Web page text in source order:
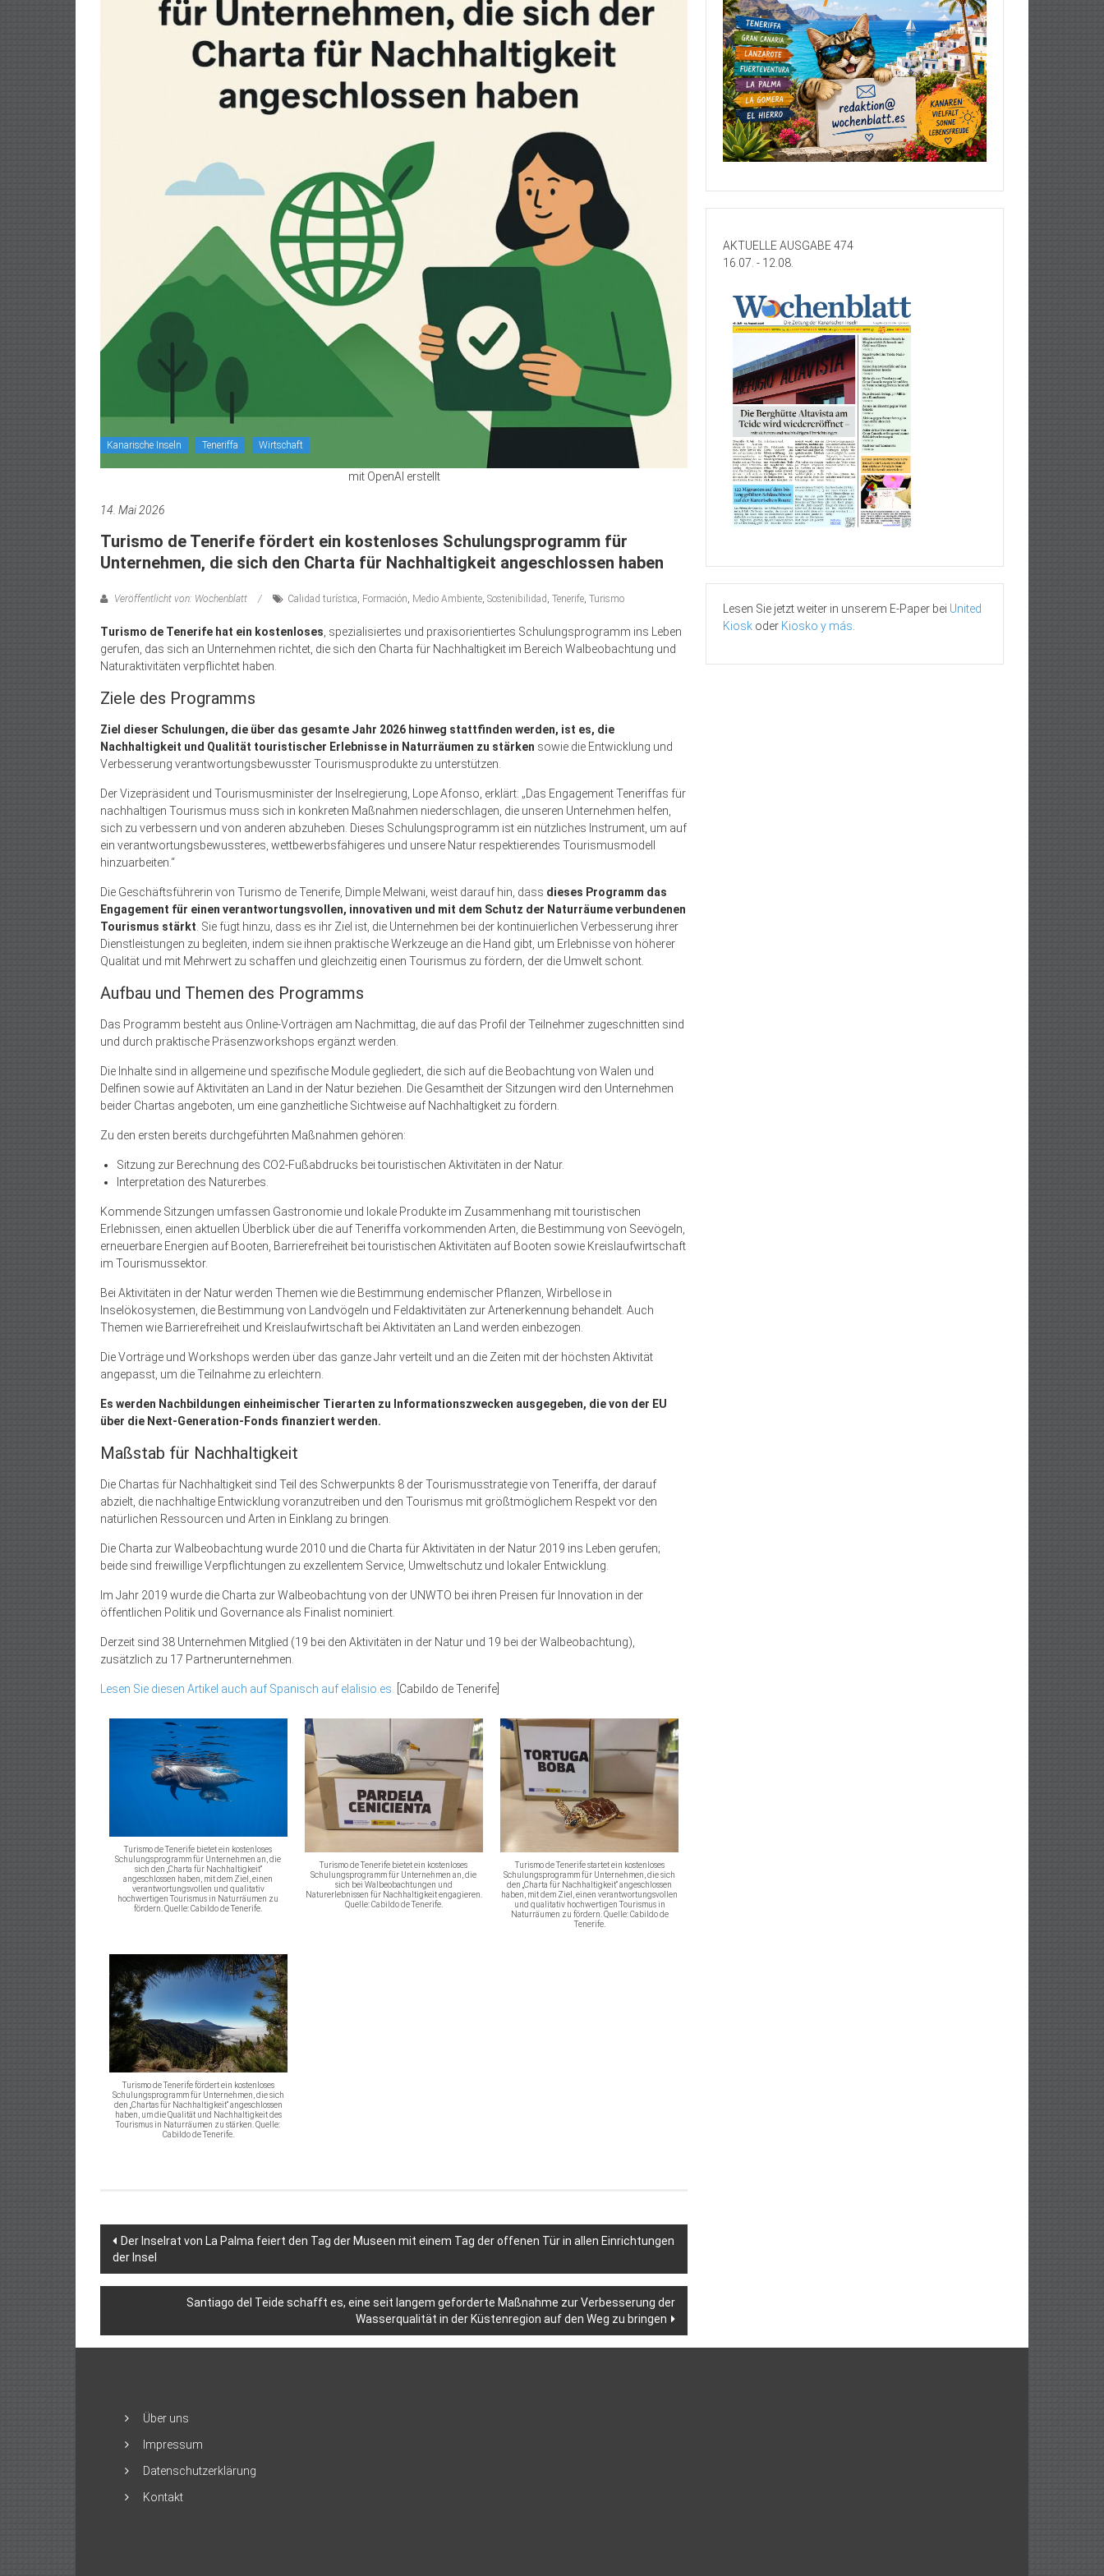
Kanarische Inseln Teneriffa Wirtschaft
mit OpenAI erstellt
14. Mai 2026
Turismo de Tenerife fördert ein kostenloses Schulungsprogramm für
Unternehmen, die sich den Charta für Nachhaltigkeit angeschlossen haben
Veröffentlicht von: Wochenblatt Calidad turística, Formación, Medio Ambiente, Sostenibilidad , Tenerife, Turismo
Turismo de Tenerife hat ein kostenloses , spezialisiertes und praxisorientiertes Schulungsprogramm ins Leben
gerufen, das sich an Unternehmen richtet, die sich den Charta für Nachhaltigkeit im Bereich Walbeobachtung und
Naturaktivitäten verpflichtet haben.
Ziele des Programms
Ziel dieser Schulungen, die über das gesamte Jahr 2026 hinweg stattfinden werden, ist es, die
Nachhaltigkeit und Qualität touristischer Erlebnisse in Naturräumen zu stärken sowie die Entwicklung und
Verbesserung verantwortungsbewusster Tourismusprodukte zu unterstützen.
Der Vizepräsident und Tourismusminister der Inselregierung, Lope Afonso, erklärt: „Das Engagement Teneriffas für
nachhaltigen Tourismus muss sich in konkreten Maßnahmen niederschlagen, die unseren Unternehmen helfen,
sich zu verbessern und von anderen abzuheben. Dieses Schulungsprogramm ist ein nützliches Instrument, um auf
ein verantwortungsbewussteres, wettbewerbsfähigeres und unsere Natur respektierendes Tourismusmodell
hinzuarbeiten.“
Die Geschäftsführerin von Turismo de Tenerife, Dimple Melwani, weist darauf hin, dass dieses Programm das
Engagement für einen verantwortungsvollen, innovativen und mit dem Schutz der Naturräume verbundenen
Tourismus stärkt . Sie fügt hinzu, dass es ihr Ziel ist, die Unternehmen bei der kontinuierlichen Verbesserung ihrer
Dienstleistungen zu begleiten, indem sie ihnen praktische Werkzeuge an die Hand gibt, um Erlebnisse von höherer
Qualität und mit Mehrwert zu schaffen und gleichzeitig einen Tourismus zu fördern, der die Umwelt schont.
Aufbau und Themen des Programms
Das Programm besteht aus Online-Vorträgen am Nachmittag, die auf das Profil der Teilnehmer zugeschnitten sind
und durch praktische Präsenzworkshops ergänzt werden.
Die Inhalte sind in allgemeine und spezifische Module gegliedert, die sich auf die Beobachtung von Walen und
Delfinen sowie auf Aktivitäten an Land in der Natur beziehen. Die Gesamtheit der Sitzungen wird den Unternehmen
beider Chartas angeboten, um eine ganzheitliche Sichtweise auf Nachhaltigkeit zu fördern.
Zu den ersten bereits durchgeführten Maßnahmen gehören:
Sitzung zur Berechnung des CO2-Fußabdrucks bei touristischen Aktivitäten in der Natur.
Interpretation des Naturerbes.
Kommende Sitzungen umfassen Gastronomie und lokale Produkte im Zusammenhang mit touristischen
Erlebnissen, einen aktuellen Überblick über die auf Teneriffa vorkommenden Arten, die Bestimmung von Seevögeln,
erneuerbare Energien auf Booten, Barrierefreiheit bei touristischen Aktivitäten auf Booten sowie Kreislaufwirtschaft
im Tourismussektor.
Bei Aktivitäten in der Natur werden Themen wie die Bestimmung endemischer Pflanzen, Wirbellose in
Inselökosystemen, die Bestimmung von Landvögeln und Feldaktivitäten zur Artenerkennung behandelt. Auch
Themen wie Barrierefreiheit und Kreislaufwirtschaft bei Aktivitäten an Land werden einbezogen.
Die Vorträge und Workshops werden über das ganze Jahr verteilt und an die Zeiten mit der höchsten Aktivität
angepasst, um die Teilnahme zu erleichtern.
Es werden Nachbildungen einheimischer Tierarten zu Informationszwecken ausgegeben, die von der EU
über die Next-Generation-Fonds finanziert werden.
Maßstab für Nachhaltigkeit
Die Chartas für Nachhaltigkeit sind Teil des Schwerpunkts 8 der Tourismusstrategie von Teneriffa, der darauf
abzielt, die nachhaltige Entwicklung voranzutreiben und den Tourismus mit größtmöglichem Respekt vor den
natürlichen Ressourcen und Arten in Einklang zu bringen.
Die Charta zur Walbeobachtung wurde 2010 und die Charta für Aktivitäten in der Natur 2019 ins Leben gerufen;
beide sind freiwillige Verpflichtungen zu exzellentem Service, Umweltschutz und lokaler Entwicklung.
Im Jahr 2019 wurde die Charta zur Walbeobachtung von der UNWTO bei ihren Preisen für Innovation in der
öffentlichen Politik und Governance als Finalist nominiert.
Derzeit sind 38 Unternehmen Mitglied (19 bei den Aktivitäten in der Natur und 19 bei der Walbeobachtung),
zusätzlich zu 17 Partnerunternehmen.
Lesen Sie diesen Artikel auch auf Spanisch auf elalisio.es. [Cabildo de Tenerife]
Turismo de Tenerife bietet ein kostenloses
Schulungsprogramm für Unternehmen an, die
sich den „Charta für Nachhaltigkeit“
angeschlossen haben, mit dem Ziel, einen
verantwortungsvollen und qualitativ
hochwertigen Tourismus in Naturräumen zu
fördern. Quelle: Cabildo de Tenerife.
Turismo de Tenerife bietet ein kostenloses
Schulungsprogramm für Unternehmen an, die
sich bei Walbeobachtungen und
Naturerlebnissen für Nachhaltigkeit engagieren.
Quelle: Cabildo de Tenerife.
Turismo de Tenerife startet ein kostenloses
Schulungsprogramm für Unternehmen, die sich
den „Charta für Nachhaltigkeit“ angeschlossen
haben, mit dem Ziel, einen verantwortungsvollen
und qualitativ hochwertigen Tourismus in
Naturräumen zu fördern. Quelle: Cabildo de
Tenerife.
Turismo de Tenerife fördert ein kostenloses
Schulungsprogramm für Unternehmen, die sich
den „Chartas für Nachhaltigkeit“ angeschlossen
haben, um die Qualität und Nachhaltigkeit des
Tourismus in Naturräumen zu stärken. Quelle:
Cabildo de Tenerife.
Beitragsnavigation
Der Inselrat von La Palma feiert den Tag der Museen mit einem Tag der offenen Tür in allen Einrichtungen
der Insel
Santiago del Teide schafft es, eine seit langem geforderte Maßnahme zur Verbesserung der
Wasserqualität in der Küstenregion auf den Weg zu bringen
AKTUELLE AUSGABE 474
16.07. - 12.08.
Lesen Sie jetzt weiter in unserem E-Paper bei United
Kiosk oder Kiosko y más
Über uns
Impressum
Datenschutzerklärung
Kontakt